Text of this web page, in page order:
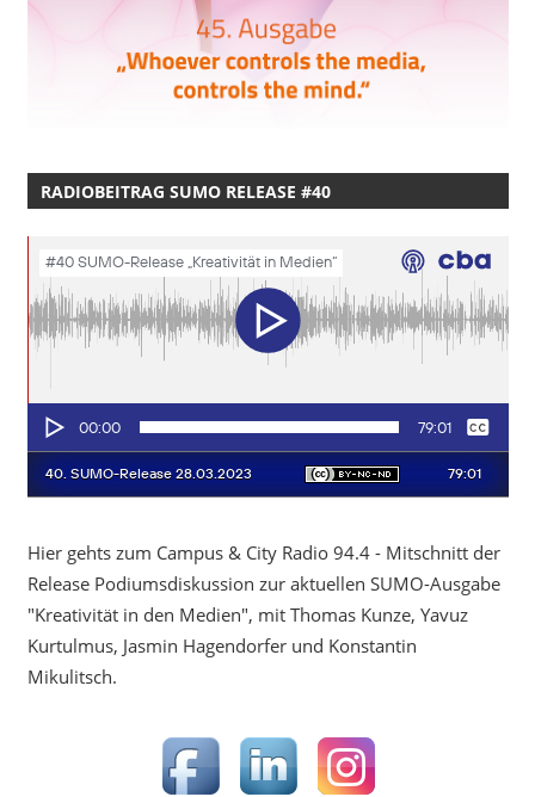
RADIOBEITRAG SUMO RELEASE #40
Hier gehts zum Campus & City Radio 94.4 - Mitschnitt der
Release Podiumsdiskussion zur aktuellen SUMO-Ausgabe
"Kreativität in den Medien", mit Thomas Kunze, Yavuz
Kurtulmus, Jasmin Hagendorfer und Konstantin
Mikulitsch.